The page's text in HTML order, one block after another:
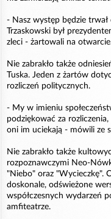
- Nasz występ będzie
Trzaskowski był
zleci - żartowali na
Nie zabrakło także
Tuska. Jeden z żartów
rozliczeń politycznych.
- My w imieniu
podziękować za
oni im uciekają - mówili ze
Nie zabrakło także
rozpoznawczymi Neo-
"Niebo" oraz "Wycieczkę".
doskonale, odświeżone
współczesnych wydarzeń
amfiteatrze.